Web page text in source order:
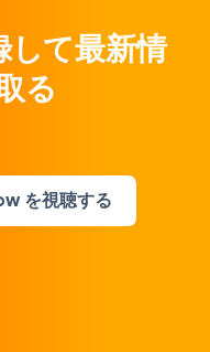
して最新情
る
を視聴する